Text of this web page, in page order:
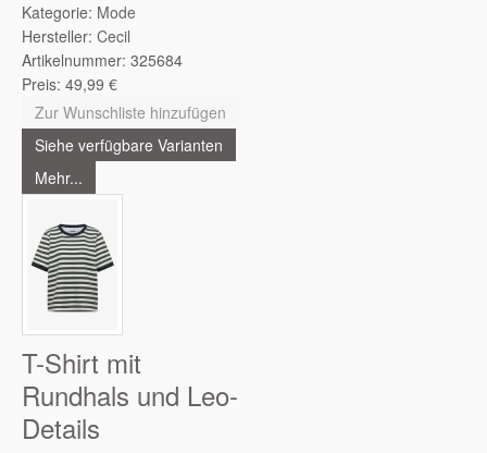
Kategorie: Mode
Hersteller: Cecil
Artikelnummer: 325684
Preis: 49,99 €
Zur Wunschliste hinzufügen
Siehe verfügbare Varianten
Mehr...
T-Shirt mit
Rundhals und Leo-
Details